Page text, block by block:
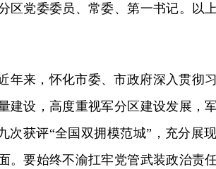
区党委委员、常委、第一书记。以
年来，怀化市委、市政府深入贯彻
建设，高度重视军分区建设发展，
次获评“全国双拥模范城”，充分展
。要始终不渝扛牢党管武装政治责